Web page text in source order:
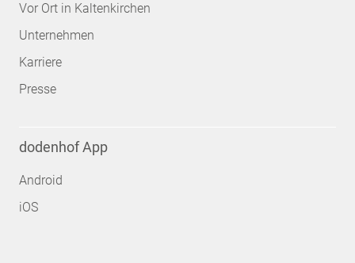
Vor Ort in Kaltenkirchen
Unternehmen
Karriere
Presse
dodenhof App
Android
iOS